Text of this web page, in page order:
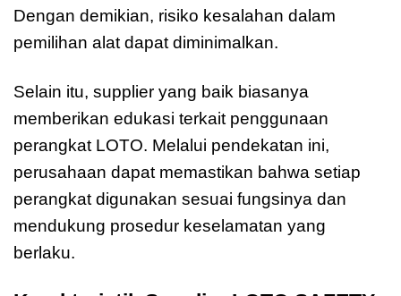
Dengan demikian, risiko kesalahan dalam
pemilihan alat dapat diminimalkan.
Selain itu, supplier yang baik biasanya
memberikan edukasi terkait penggunaan
perangkat LOTO. Melalui pendekatan ini,
perusahaan dapat memastikan bahwa setiap
perangkat digunakan sesuai fungsinya dan
mendukung prosedur keselamatan yang
berlaku.